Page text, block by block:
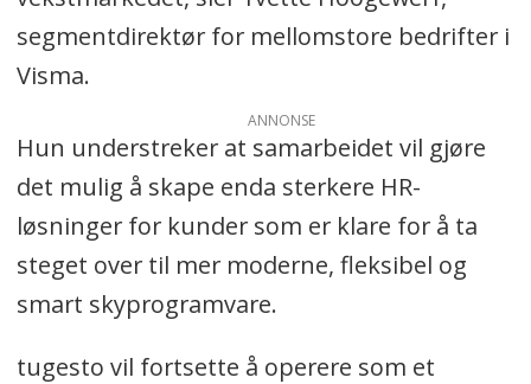
segmentdirektør for mellomstore bedrifter i
Visma.
ANNONSE
Hun understreker at samarbeidet vil gjøre
det mulig å skape enda sterkere HR-
løsninger for kunder som er klare for å ta
steget over til mer moderne, fleksibel og
smart skyprogramvare.
tugesto vil fortsette å operere som et